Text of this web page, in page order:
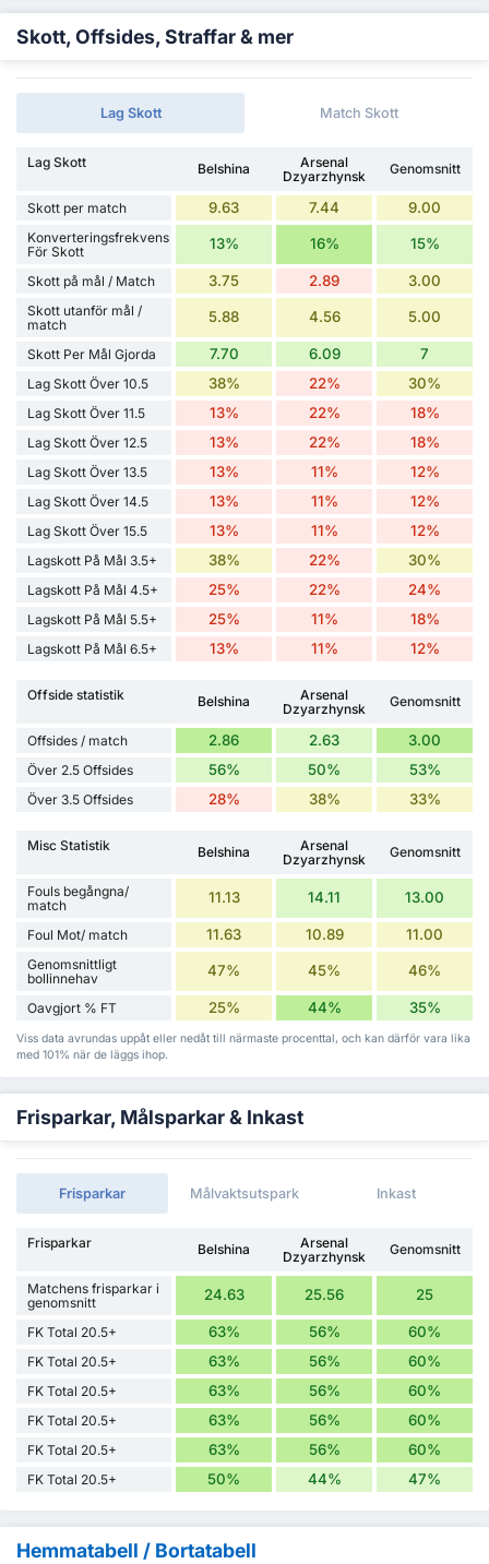
Skott, Offsides, Straffar & mer
Lag Skott Match Skott
Lag Skott Belshina
Arsenal
Dzyarzhynsk
Genomsnitt
Skott per match 9.63 7.44 9.00
Konverteringsfrekvens
För Skott
13% 16% 15%
Skott på mål / Match 3.75 2.89 3.00
Skott utanför mål /
match
5.88 4.56 5.00
Skott Per Mål Gjorda 7.70 6.09 7
Lag Skott Över 10.5 38% 22% 30%
Lag Skott Över 11.5 13% 22% 18%
Lag Skott Över 12.5 13% 22% 18%
Lag Skott Över 13.5 13% 11% 12%
Lag Skott Över 14.5 13% 11% 12%
Lag Skott Över 15.5 13% 11% 12%
Lagskott På Mål 3.5+ 38% 22% 30%
Lagskott På Mål 4.5+ 25% 22% 24%
Lagskott På Mål 5.5+ 25% 11% 18%
Lagskott På Mål 6.5+ 13% 11% 12%
Offside statistik Belshina
Arsenal
Dzyarzhynsk
Genomsnitt
Offsides / match 2.86 2.63 3.00
Över 2.5 Offsides 56% 50% 53%
Över 3.5 Offsides 28% 38% 33%
Misc Statistik Belshina
Arsenal
Dzyarzhynsk
Genomsnitt
Fouls begångna/
match
11.13 14.11 13.00
Foul Mot/ match 11.63 10.89 11.00
Genomsnittligt
bollinnehav
47% 45% 46%
Oavgjort % FT 25% 44% 35%
Viss data avrundas uppåt eller nedåt till närmaste procenttal, och kan därför vara lika
med 101% när de läggs ihop.
Frisparkar, Målsparkar & Inkast
Frisparkar Målvaktsutspark Inkast
Frisparkar Belshina
Arsenal
Dzyarzhynsk
Genomsnitt
Matchens frisparkar i
genomsnitt
24.63 25.56 25
FK Total 20.5+ 63% 56% 60%
FK Total 20.5+ 63% 56% 60%
FK Total 20.5+ 63% 56% 60%
FK Total 20.5+ 63% 56% 60%
FK Total 20.5+ 63% 56% 60%
FK Total 20.5+ 50% 44% 47%
Hemmatabell / Bortatabell